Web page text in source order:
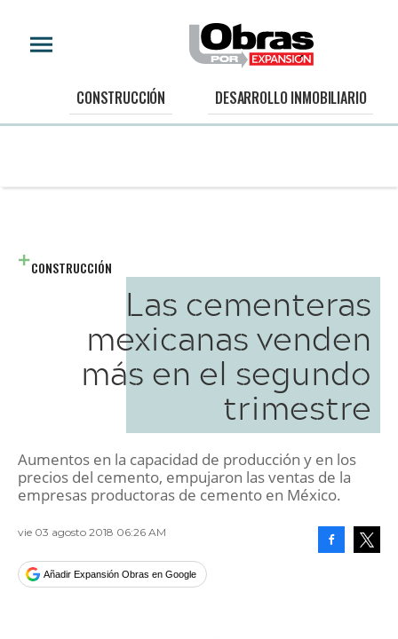
CONSTRUCCIÓN DESARROLLO INMOBILIARIO
CONSTRUCCIÓN
Las cementeras
mexicanas venden
más en el segundo
trimestre
Aumentos en la capacidad de producción y en los
precios del cemento, empujaron las ventas de la
empresas productoras de cemento en México.
vie 03 agosto 2018 06:26 AM
Añadir Expansión Obras en Google